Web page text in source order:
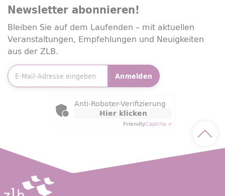
Newsletter abonnieren!
Bleiben Sie auf dem Laufenden – mit aktuellen
Veranstaltungen, Empfehlungen und Neuigkeiten
aus der ZLB.
Anmelden
Friendly Captcha
Anti-Roboter-Verifizierung
Hier klicken
FriendlyCaptcha ⇗